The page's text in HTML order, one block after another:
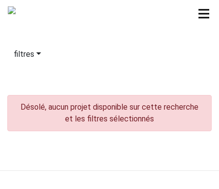
filtres
Désolé, aucun projet disponible sur cette recherche
et les filtres sélectionnés